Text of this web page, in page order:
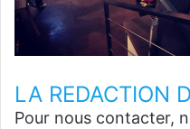
LA REDACTION
Pour nous contacter,